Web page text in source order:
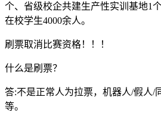
个、省级校企共建生产性实训基地1
在校学生4000余人。
刷票取消比赛资格！！！
什么是刷票？
答:不是正常人为拉票，机器人/假人/
等。